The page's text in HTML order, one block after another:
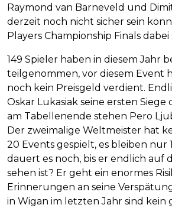
Raymond van Barneveld und
derzeit noch nicht sicher sein
Players Championship Finals dabei
149 Spieler haben in diesem Jahr
teilgenommen, vor diesem Event
noch kein Preisgeld verdient.
Oskar Lukasiak seine ersten Siege
am Tabellenende stehen Pero
Der zweimalige Weltmeister hat
20 Events gespielt, es bleiben nur
dauert es noch, bis er endlich auf
sehen ist? Er geht ein enormes
Erinnerungen an seine
in Wigan im letzten Jahr sind kein